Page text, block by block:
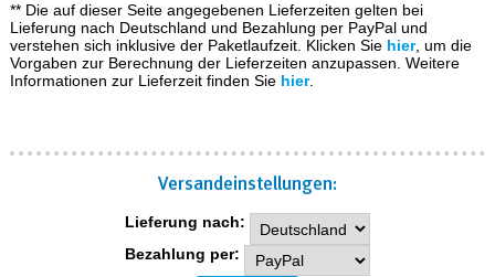
** Die auf dieser Seite angegebenen Lieferzeiten gelten bei
Lieferung nach Deutschland und Bezahlung per PayPal und
verstehen sich inklusive der Paketlaufzeit. Klicken Sie hier, um die
Vorgaben zur Berechnung der Lieferzeiten anzupassen. Weitere
Informationen zur Lieferzeit finden Sie hier.
Versand­einstellungen:
Lieferung nach:
Bezahlung per: